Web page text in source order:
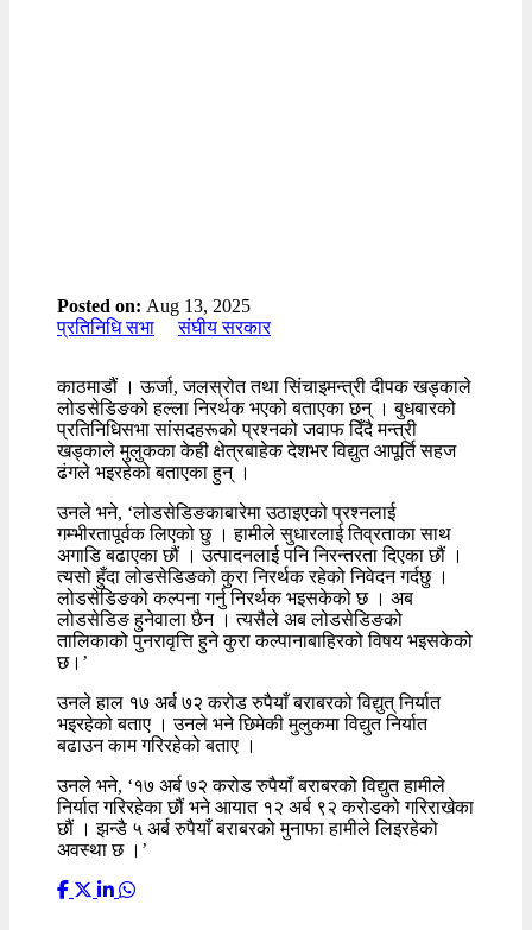
Posted on: Aug 13, 2025
प्रतिनिधि सभा
संघीय सरकार
काठमाडौं । ऊर्जा, जलस्रोत तथा सिंचाइमन्त्री दीपक खड्काले
लोडसेडिङको हल्ला निरर्थक भएको बताएका छन् । बुधबारको
प्रतिनिधिसभा सांसदहरूको प्रश्नको जवाफ दिँदै मन्त्री
खड्काले मुलुकका केही क्षेत्रबाहेक देशभर विद्युत आपूर्ति सहज
ढंगले भइरहेको बताएका हुन् ।
उनले भने, ‘लोडसेडिङकाबारेमा उठाइएको प्रश्नलाई
गम्भीरतापूर्वक लिएको छु । हामीले सुधारलाई तिव्रताका साथ
अगाडि बढाएका छौं । उत्पादनलाई पनि निरन्तरता दिएका छौं ।
त्यसो हुँदा लोडसेडिङको कुरा निरर्थक रहेको निवेदन गर्दछु ।
लोडसेडिङको कल्पना गर्नु निरर्थक भइसकेको छ । अब
लोडसेडिङ हुनेवाला छैन । त्यसैले अब लोडसेडिङको
तालिकाको पुनरावृत्ति हुने कुरा कल्पानाबाहिरको विषय भइसकेको
छ।’
उनले हाल १७ अर्ब ७२ करोड रुपैयाँ बराबरको विद्युत् निर्यात
भइरहेको बताए । उनले भने छिमेकी मुलुकमा विद्युत निर्यात
बढाउन काम गरिरहेको बताए ।
उनले भने, ‘१७ अर्ब ७२ करोड रुपैयाँ बराबरको विद्युत हामीले
निर्यात गरिरहेका छौं भने आयात १२ अर्ब ९२ करोडको गरिराखेका
छौं । झन्डै ५ अर्ब रुपैयाँ बराबरको मुनाफा हामीले लिइरहेको
अवस्था छ ।’